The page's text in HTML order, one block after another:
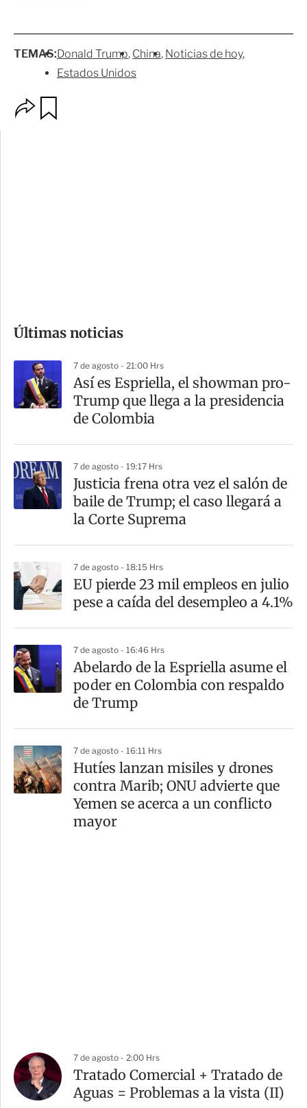
TEMAS:Donald Trump China Noticias de hoy
Estados Unidos
m
a
r
t
Últimas noticias
7 de agosto - 21:00 Hrs
Así es Espriella, el showman pro-
Trump que llega a la presidencia
de Colombia
7 de agosto - 19:17 Hrs
Justicia frena otra vez el salón de
baile de Trump; el caso llegará a
la Corte Suprema
7 de agosto - 18:15 Hrs
EU pierde 23 mil empleos en julio
pese a caída del desempleo a 4.1%
7 de agosto - 16:46 Hrs
Abelardo de la Espriella asume el
poder en Colombia con respaldo
de Trump
7 de agosto - 16:11 Hrs
Hutíes lanzan misiles y drones
contra Marib; ONU advierte que
Yemen se acerca a un conflicto
mayor
7 de agosto - 2:00 Hrs
Tratado Comercial + Tratado de
Aguas = Problemas a la vista (II)